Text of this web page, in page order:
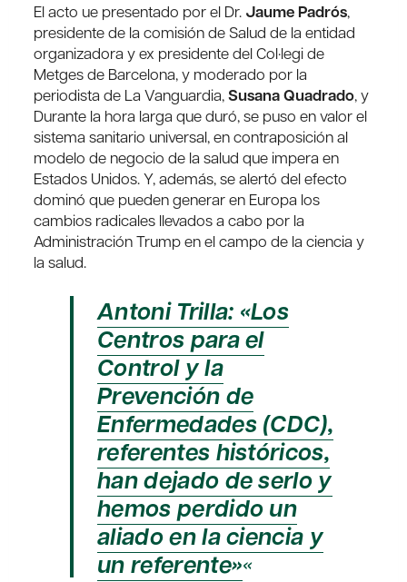
El acto ue presentado por el Dr. Jaume Padrós,
presidente de la comisión de Salud de la entidad
organizadora y ex presidente del Col·legi de
Metges de Barcelona, ​​y moderado por la
periodista de La Vanguardia,Susana Quadrado, y
Durante la hora larga que duró, se puso en valor el
sistema sanitario universal, en contraposición al
modelo de negocio de la salud que impera en
Estados Unidos. Y, además, se alertó del efecto
dominó que pueden generar en Europa los
cambios radicales llevados a cabo por la
Administración Trump en el campo de la ciencia y
la salud.
Antoni Trilla: «Los
Centros para el
Control y la
Prevención de
Enfermedades (CDC),
referentes históricos,
han dejado de serlo y
hemos perdido un
aliado en la ciencia y
un referente»«